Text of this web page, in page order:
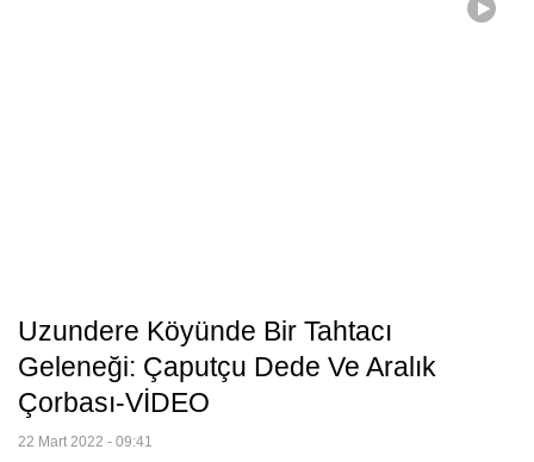
Uzundere Köyünde Bir Tahtacı
Geleneği: Çaputçu Dede Ve Aralık
Çorbası-VİDEO
22 Mart 2022 - 09:41